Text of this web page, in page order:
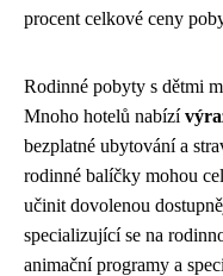
procent celkové ceny
Rodinné pobyty s dětmi
Mnoho hotelů nabízí
bezplatné ubytování a
rodinné balíčky mohou
učinit dovolenou
specializující se na
animační programy a